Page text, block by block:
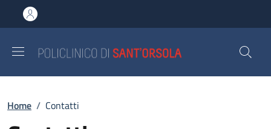
al contenuto principale
to footer content
Briciole di pane
Home / Contatti